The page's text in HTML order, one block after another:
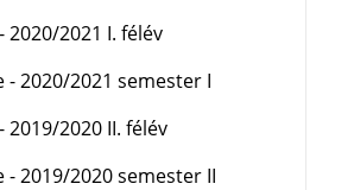
2020/2021 I. félév
- 2020/2021 semester I
2019/2020 II. félév
- 2019/2020 semester II